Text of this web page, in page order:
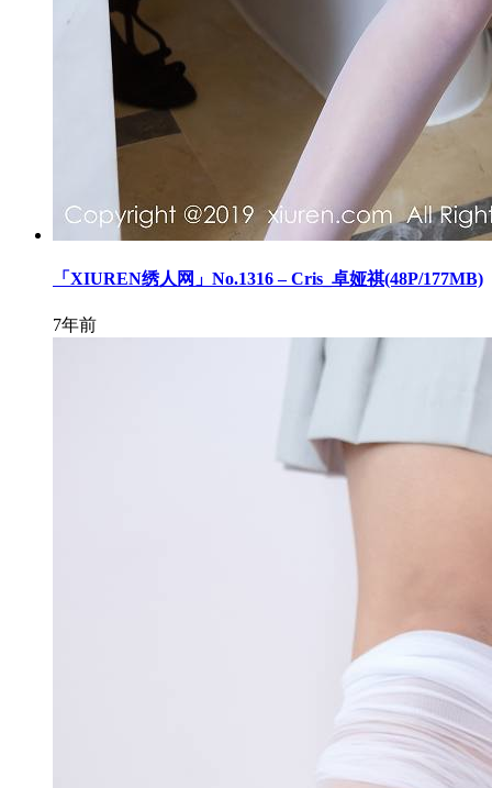
「XIUREN绣人网」No.1316 – Cris_卓娅祺(48P/177MB)
7年前